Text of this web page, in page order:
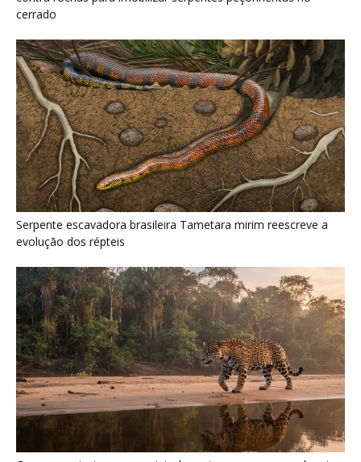
Como a majestosa onça pintada protege as margens dos rios
e sustenta o equilíbrio ecológico na floresta amazônica
Últimas noticias
Nova espécie de rã é descoberta em florestas
do Acre
5 de agosto de 2026
Fertilizante inteligente da USP pode regenerar
solos degradados